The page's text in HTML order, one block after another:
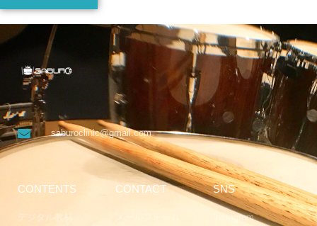
saburoclinic@gmail.com
CONTENTS
デジタル教材
CONTACT SNS
Instagram